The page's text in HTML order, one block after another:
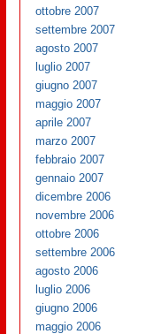
ottobre 2007
settembre 2007
agosto 2007
luglio 2007
giugno 2007
maggio 2007
aprile 2007
marzo 2007
febbraio 2007
gennaio 2007
dicembre 2006
novembre 2006
ottobre 2006
settembre 2006
agosto 2006
luglio 2006
giugno 2006
maggio 2006